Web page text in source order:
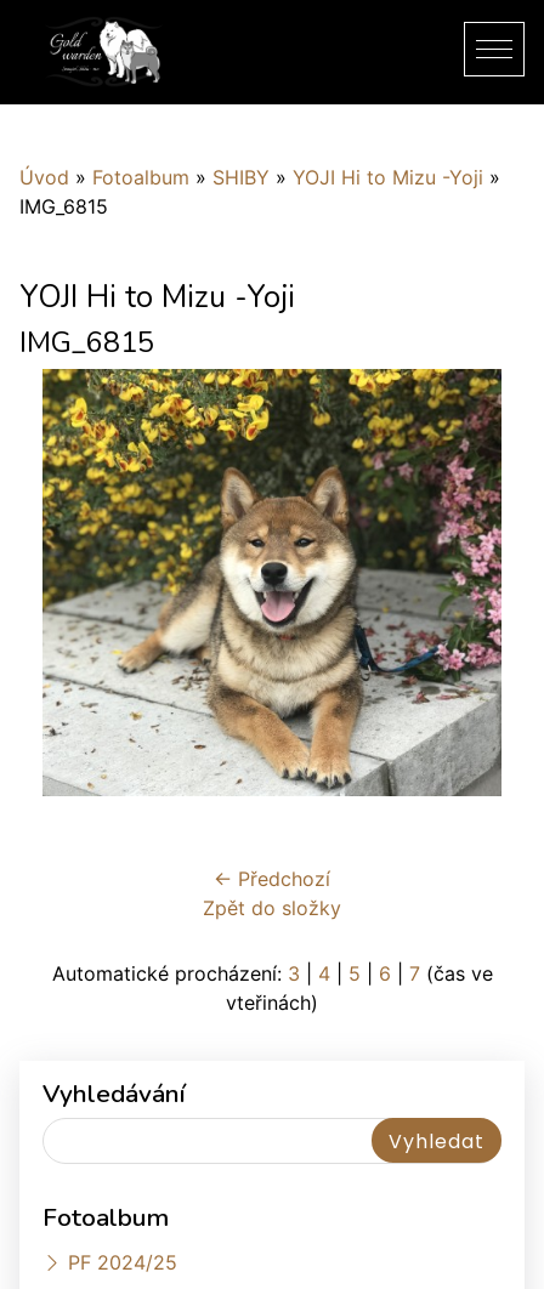
Úvod » Fotoalbum » SHIBY » YOJI Hi to Mizu -Yoji »
IMG_6815
YOJI Hi to Mizu -Yoji
IMG_6815
← Předchozí
Zpět do složky
Automatické procházení: 3 4| 5 6 7(čas ve
vteřinách)
Vyhledávání
Fotoalbum
PF 2024/25